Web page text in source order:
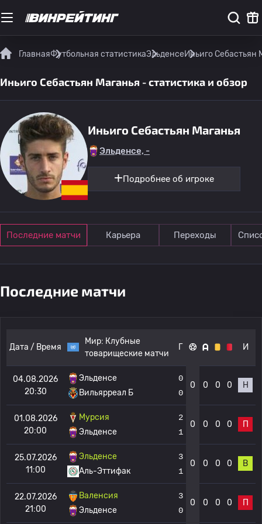
ГлавнаяФутбольная статистикаЭльденсеИньиго Себастьян
Иньиго Себастьян Маганья - статистика и обзор
Иньиго Себастьян Маганья
Эльденсе, -
Подробнее об игроке
Последние матчи Карьера Переходы
Последние матчи
Дата / Время
Мир: Клубные
товарищеские матчи
Г И
04.08.2026
20:30
Эльденсе
Вильярреал Б
0
0
0 0 0 0 Н
01.08.2026
20:00
Мурсия
Эльденсе
2
1
0 0 0 0 П
25.07.2026
11:00
Эльденсе
Аль-Эттифак
3
1
0 0 0 0 В
22.07.2026
21:00
Валенсия
Эльденсе
3
0
0 0 0 0 П